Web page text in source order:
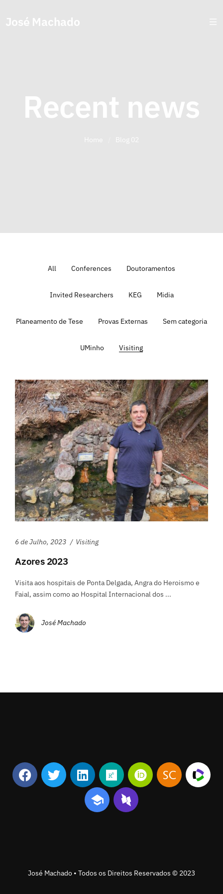
José Machado
Recent news
Home Blog 02
All Conferences Doutoramentos
Invited Researchers KEG Midia
Planeamento de Tese Provas Externas Sem categoria
UMinho Visiting
6 de Julho, 2023 Visiting
Azores 2023
Visita aos hospitais de Ponta Delgada, Angra do Heroismo e
Faial, assim como ao Hospital Internacional dos ...
José Machado
José Machado • Todos os Direitos Reservados © 2023